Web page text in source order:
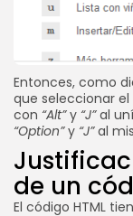
Entonces, como
que seleccionar
con “Alt”y “J”al
“Option”y “J”al
de un
El código HTML